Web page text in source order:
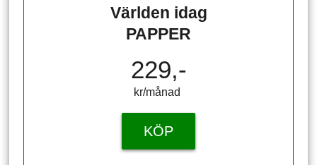
Världen idag
PAPPER
229,-
kr/månad ​​​​​​
KÖP